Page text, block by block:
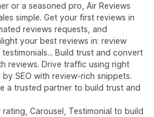
or a seasoned pro, Air Reviews
simple. Get your first reviews in
reviews requests, and
your best reviews in: review
Build trust and convert
reviews. Drive traffic using right
SEO with review-rich snippets.
a trusted partner to build trust and
Carousel, Testimonial to build